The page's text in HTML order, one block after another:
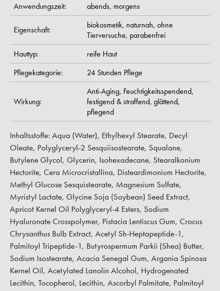
Anwendungszeit:
abends, morgens
Eigenschaft: biokosmetik, naturnah, ohne
Tierversuche, parabenfrei
Hauttyp:
reife Haut
Pflegekategorie:
24 Stunden Pflege
Wirkung:
Anti-Aging, Feuchtigkeitsspendend,
festigend & straffend, glättend,
pflegend
Inhaltsstoffe: Aqua (Water), Ethylhexyl Stearate, Decyl
Oleate, Polyglyceryl-2 Sesquiisostearate, Squalane,
Butylene Glycol, Glycerin, Isohexadecane, Stearalkonium
Hectorite, Cera Microcristallina, Disteardimonium Hectorite,
Methyl Glucose Sesquistearate, Magnesium Sulfate,
Myristyl Lactate, Glycine Soja (Soybean) Seed Extract,
Apricot Kernel Oil Polyglyceryl-4 Esters, Sodium
Hyaluronate Crosspolymer, Pistacia Lentiscus Gum, Crocus
Chrysanthus Bulb Extract, Acetyl Sh-Heptapeptide-1,
Palmitoyl Tripeptide-1, Butyrospermum Parkii (Shea) Butter,
Sodium Isostearate, Acacia Senegal Gum, Argania Spinosa
Kernel Oil, Acetylated Lanolin Alcohol, Hydrogenated
Lecithin, Tocopherol, Lecithin, Ascorbyl Palmitate, Palmitoyl